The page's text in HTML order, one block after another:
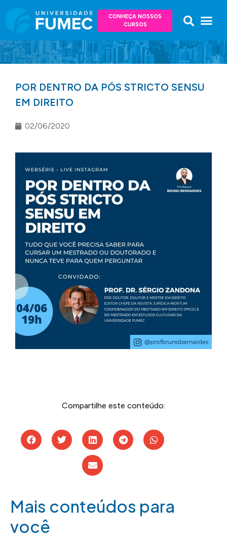
CONHEÇA NOSSOS
CURSOS
POR DENTRO DA PÓS STRICTO SENSU
EM DIREITO
02/06/2020
Compartilhe este conteúdo:
Mais conteúdos para
você